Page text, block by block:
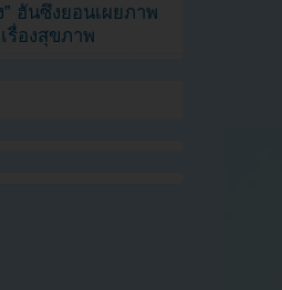
ฮันซึงยอนเผยภาพ
รื่องสุขภาพ